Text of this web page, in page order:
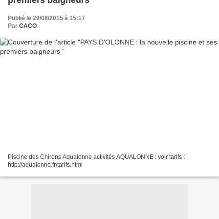
Publié le 29/08/2015 à 15:17
Par CACO
Piscine des Chirons Aqualonne activités AQUALONNE : voir tarifs :
http://aqualonne.fr/tarifs.html